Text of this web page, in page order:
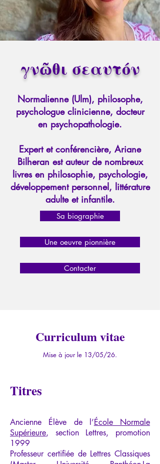
γνῶθι σεαυτόν
Normalienne (Ulm), philosophe,
psychologue clinicienne, docteur
en psychopathologie.
Expert et conférencière, Ariane
Bilheran est auteur de nombreux
livres en philosophie, psychologie,
développement personnel, littérature
adulte et infantile.
Sa biographie
Une oeuvre pionnière
Contacter
Curriculum vitae
Mise à jour le 13/05/26.
Titres
Ancienne Élève de l’École Normale
Supérieure, section Lettres, promotion
1999
Professeur certifiée de Lettres Classiques